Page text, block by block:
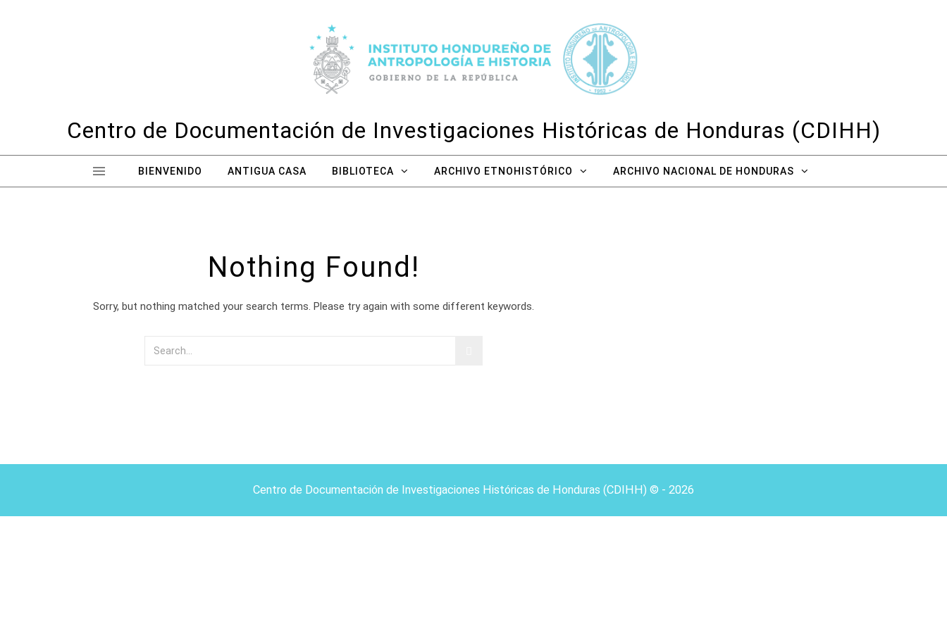
Centro de Documentación de Investigaciones Históricas de Honduras (CDIHH)
BIENVENIDO ANTIGUA CASA BIBLIOTECA ARCHIVO ETNOHISTÓRICO ARCHIVO NACIONAL DE HONDURAS
Nothing Found!
Sorry, but nothing matched your search terms. Please try again with some different keywords.
Centro de Documentación de Investigaciones Históricas de Honduras (CDIHH) © - 2026